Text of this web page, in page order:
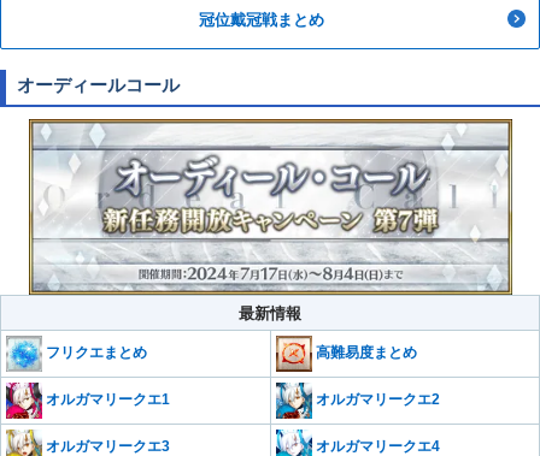
冠位戴冠戦まとめ
オーディールコール
最新情報
フリクエまとめ 高難易度まとめ
オルガマリークエ1 オルガマリークエ2
オルガマリークエ3 オルガマリークエ4